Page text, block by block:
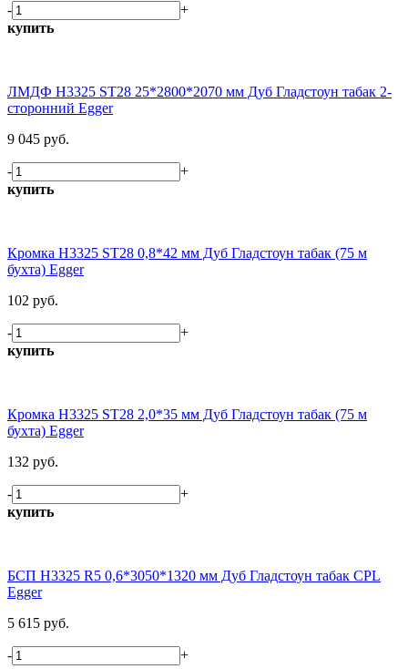
-
+
купить
ЛМДФ H3325 ST28 25*2800*2070 мм Дуб Гладстоун табак 2-
сторонний Egger
9 045 руб.
-
+
купить
Кромка H3325 ST28 0,8*42 мм Дуб Гладстоун табак (75 м
бухта) Egger
102 руб.
-
+
купить
Кромка H3325 ST28 2,0*35 мм Дуб Гладстоун табак (75 м
бухта) Egger
132 руб.
-
+
купить
БСП H3325 R5 0,6*3050*1320 мм Дуб Гладстоун табак CPL
Egger
5 615 руб.
-
+